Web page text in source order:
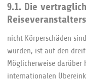
9.1. Die
nicht Körperschäden
wurden, ist auf den
Möglicherweise darüber
internationalen